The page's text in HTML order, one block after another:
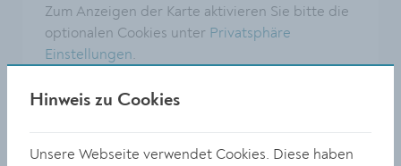
Zum Anzeigen der Karte aktivieren Sie bitte die
optionalen Cookies unter Privatsphäre
Einstellungen.
Hinweis zu Cookies
Unsere Webseite verwendet Cookies. Diese haben